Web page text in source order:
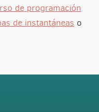
de programación
de instantáneas o